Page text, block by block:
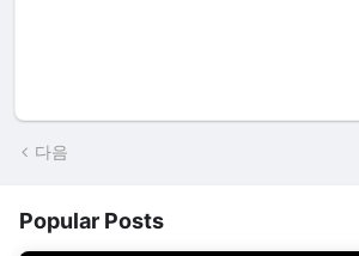
다음
Popular Posts